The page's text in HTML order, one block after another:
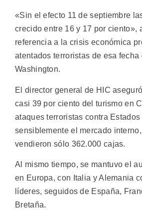
«Sin el efecto 11 de septiembre
crecido entre 16 y 17 por ciento»,
referencia a la crisis económica
atentados terroristas de esa fecha
Washington.
El director general de HIC
casi 39 por ciento del turismo en
ataques terroristas contra
sensiblemente el mercado
vendieron sólo 362.000 cajas.
Al mismo tiempo, se mantuvo el
en Europa, con Italia y Alemania
líderes, seguidos de España,
Bretaña.